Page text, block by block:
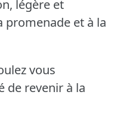
légère et
promenade et à la
vous
de revenir à la